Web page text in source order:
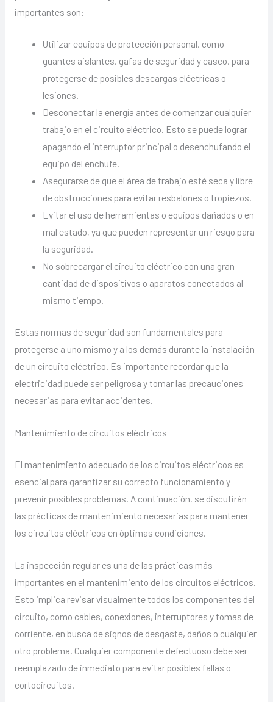
importantes son:
Utilizar equipos de protección personal, como
guantes aislantes, gafas de seguridad y casco, para
protegerse de posibles descargas eléctricas o
lesiones.
Desconectar la energía antes de comenzar cualquier
trabajo en el circuito eléctrico. Esto se puede lograr
apagando el interruptor principal o desenchufando el
equipo del enchufe.
Asegurarse de que el área de trabajo esté seca y libre
de obstrucciones para evitar resbalones o tropiezos.
Evitar el uso de herramientas o equipos dañados o en
mal estado, ya que pueden representar un riesgo para
la seguridad.
No sobrecargar el circuito eléctrico con una gran
cantidad de dispositivos o aparatos conectados al
mismo tiempo.
Estas normas de seguridad son fundamentales para
protegerse a uno mismo y a los demás durante la instalación
de un circuito eléctrico. Es importante recordar que la
electricidad puede ser peligrosa y tomar las precauciones
necesarias para evitar accidentes.
Mantenimiento de circuitos eléctricos
El mantenimiento adecuado de los circuitos eléctricos es
esencial para garantizar su correcto funcionamiento y
prevenir posibles problemas. A continuación, se discutirán
las prácticas de mantenimiento necesarias para mantener
los circuitos eléctricos en óptimas condiciones.
La inspección regular es una de las prácticas más
importantes en el mantenimiento de los circuitos eléctricos.
Esto implica revisar visualmente todos los componentes del
circuito, como cables, conexiones, interruptores y tomas de
corriente, en busca de signos de desgaste, daños o cualquier
otro problema. Cualquier componente defectuoso debe ser
reemplazado de inmediato para evitar posibles fallas o
cortocircuitos.